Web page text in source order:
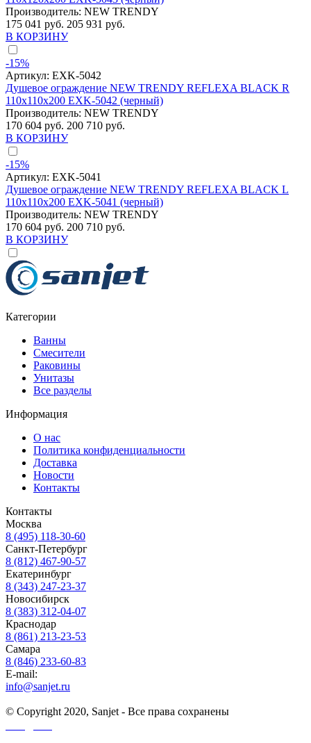
Производитель: NEW TRENDY
175 041 руб. 205 931 руб.
В КОРЗИНУ
-15%
Артикул: EXK-5042
Душевое ограждение NEW TRENDY REFLEXA BLACK R
110x110x200 EXK-5042 (черный)
Производитель: NEW TRENDY
170 604 руб. 200 710 руб.
В КОРЗИНУ
-15%
Артикул: EXK-5041
Душевое ограждение NEW TRENDY REFLEXA BLACK L
110x110x200 EXK-5041 (черный)
Производитель: NEW TRENDY
170 604 руб. 200 710 руб.
В КОРЗИНУ
Категории
Ванны
Смесители
Раковины
Унитазы
Все разделы
Информация
О нас
Политика конфиденциальности
Доставка
Новости
Контакты
Контакты
Москва
8 (495) 118-30-60
Санкт-Петербург
8 (812) 467-90-57
Екатеринбург
8 (343) 247-23-37
Новосибирск
8 (383) 312-04-07
Краснодар
8 (861) 213-23-53
Самара
8 (846) 233-60-83
E-mail:
info@sanjet.ru
© Copyright 2020, Sanjet - Все права сохранены